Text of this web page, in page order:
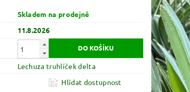
Skladem na prodejně
11.8.2026
Lechuza truhlíček delta
Hlídat dostupnost